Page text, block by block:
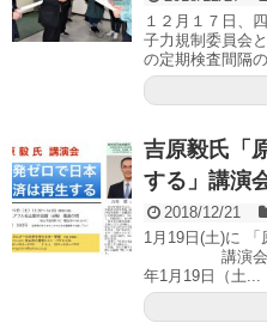
１２月１７日、
子力規制委員会
の定期検査間隔
吉原毅氏「
する」講演
2018/12/21
1月19日(土)に 「
講演会が
年1月19日（土...